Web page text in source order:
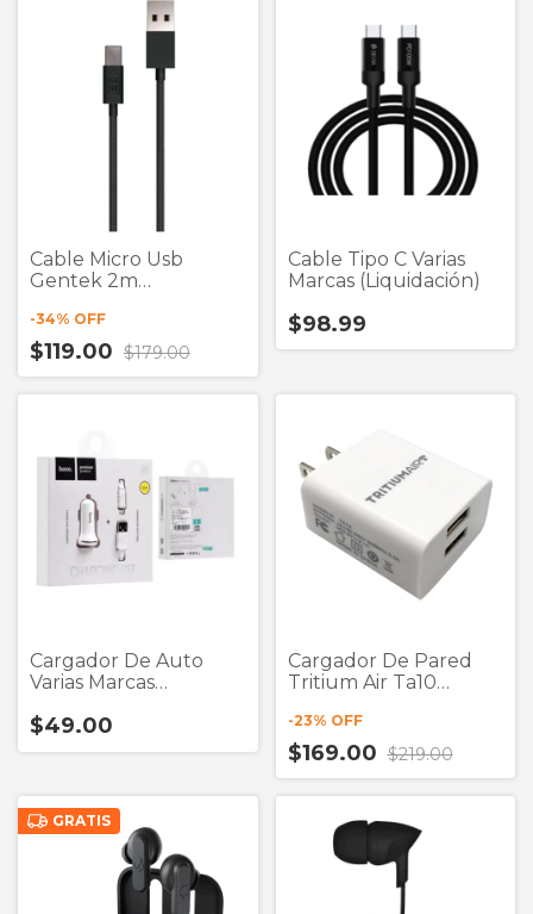
Cable Micro Usb
Gentek 2m
-34% OFF
$119.00 $179.00
Cable Tipo C Varias
Marcas (Liquidación)
$98.99
Cargador De Auto
Varias Marcas
$49.00
Cargador De Pared
Tritium Air Ta10
+ Cable Tipo C
-23% OFF
$169.00 $219.00
GRATIS